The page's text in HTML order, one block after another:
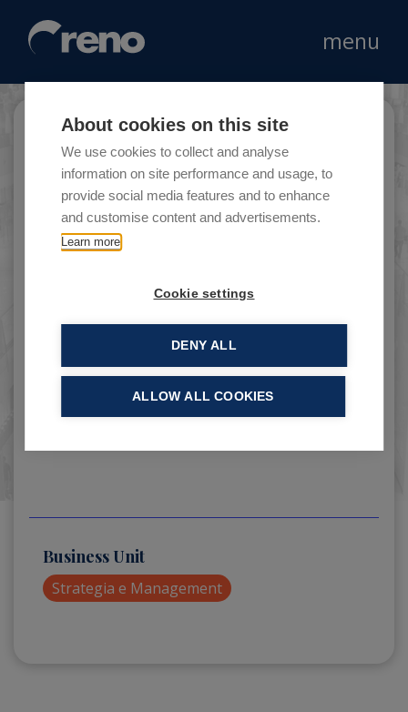
About cookies on this site
We use cookies to collect and analyse
information on site performance and usage, to
provide social media features and to enhance
and customise content and advertisements.
Learn more
Cookie settings
DENY ALL
ALLOW ALL COOKIES
menu
Arcaplanet
Arcaplanet è stata fondata nel 1995 da Michele
Business Unit
Strategia e Management